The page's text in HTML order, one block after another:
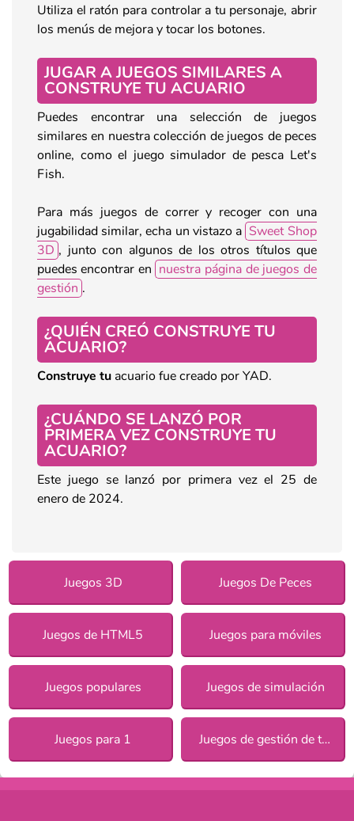
Utiliza el ratón para controlar a tu personaje, abrir
los menús de mejora y tocar los botones.
JUGAR A JUEGOS SIMILARES A
CONSTRUYE TU ACUARIO
Puedes encontrar una selección de juegos
similares en nuestra colección de juegos de peces
online, como el juego simulador de pesca Let's
Fish.
Para más juegos de correr y recoger con una
jugabilidad similar, echa un vistazo a Sweet Shop
3D , junto con algunos de los otros títulos que
puedes encontrar en nuestra página de juegos de
gestión .
¿QUIÉN CREÓ CONSTRUYE TU
ACUARIO?
Construye tu acuario fue creado por YAD.
¿CUÁNDO SE LANZÓ POR
PRIMERA VEZ CONSTRUYE TU
ACUARIO?
Este juego se lanzó por primera vez el 25 de
enero de 2024.
Juegos 3D Juegos De Peces
Juegos de HTML5 Juegos para móviles
Juegos populares Juegos de simulación
Juegos para 1 Juegos de gestión de tiempo